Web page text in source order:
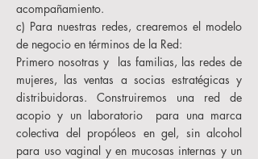
acompañamiento.
c) Para nuestras redes, crearemos el modelo
de negocio en términos de la Red:
Primero nosotras y las familias, las redes de
mujeres, las ventas a socias estratégicas y
distribuidoras. Construiremos una red de
acopio y un laboratorio para una marca
colectiva del propóleos en gel, sin alcohol
para uso vaginal y en mucosas internas y un